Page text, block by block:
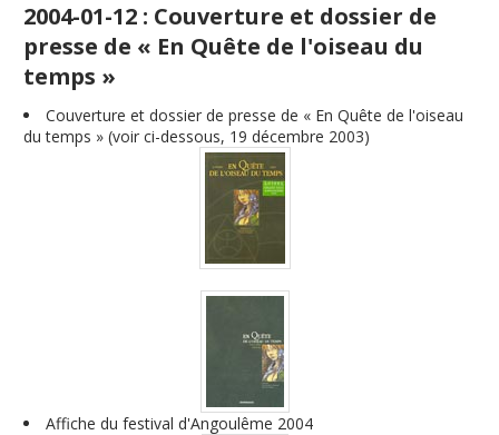
2004-01-12 : Couverture et dossier de
presse de « En Quête de l'oiseau du
temps »
Couverture et dossier de presse de « En Quête de l'oiseau
du temps » (voir ci-dessous, 19 décembre 2003)
Affiche du festival d'Angoulême 2004